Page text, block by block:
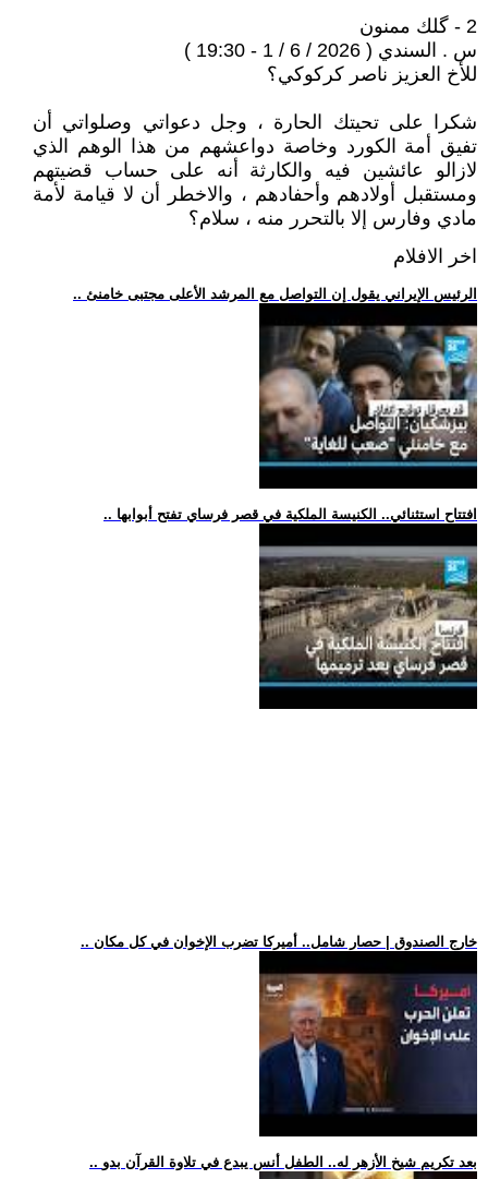
2 - گلك ممنون
س . السندي ( 2026 / 6 / 1 - 19:30 )
للأخ العزيز ناصر كركوكي؟
شكرا على تحيتك الحارة ، وجل دعواتي وصلواتي أن
تفيق أمة الكورد وخاصة دواعشهم من هذا الوهم الذي
لازالو عائشين فيه والكارثة أنه على حساب قضيتهم
ومستقبل أولادهم وأحفادهم ، والاخطر أن لا قيامة لأمة
مادي وفارس إلا بالتحرر منه ، سلام؟
اخر الافلام
.. الرئيس الإيراني يقول إن التواصل مع المرشد الأعلى مجتبى خامنئ
.. افتتاح استثنائي.. الكنيسة الملكية في قصر فرساي تفتح أبوابها
.. خارج الصندوق | حصار شامل.. أميركا تضرب الإخوان في كل مكان
.. بعد تكريم شيخ الأزهر له.. الطفل أنس يبدع في تلاوة القرآن بدو